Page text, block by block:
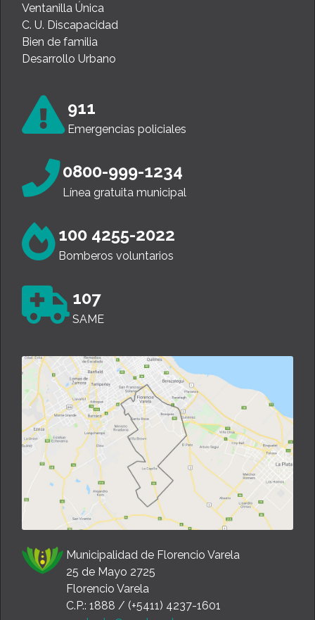
Ventanilla Única
C. U. Discapacidad
Bien de familia
Desarrollo Urbano
911
Emergencias policiales
0800-999-1234
Línea gratuita municipal
100 4255-2022
Bomberos voluntarios
107
SAME
Municipalidad de Florencio Varela
25 de Mayo 2725
Florencio Varela
C.P.: 1888 / (+5411) 4237-1601